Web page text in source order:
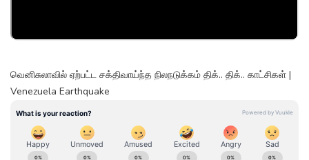
வெனிசுலாவில் ஏற்பட்ட சக்திவாய்ந்த நிலநடுக்கம் திக்.. திக்.. காட்சிகள் |
Venezuela Earthquake